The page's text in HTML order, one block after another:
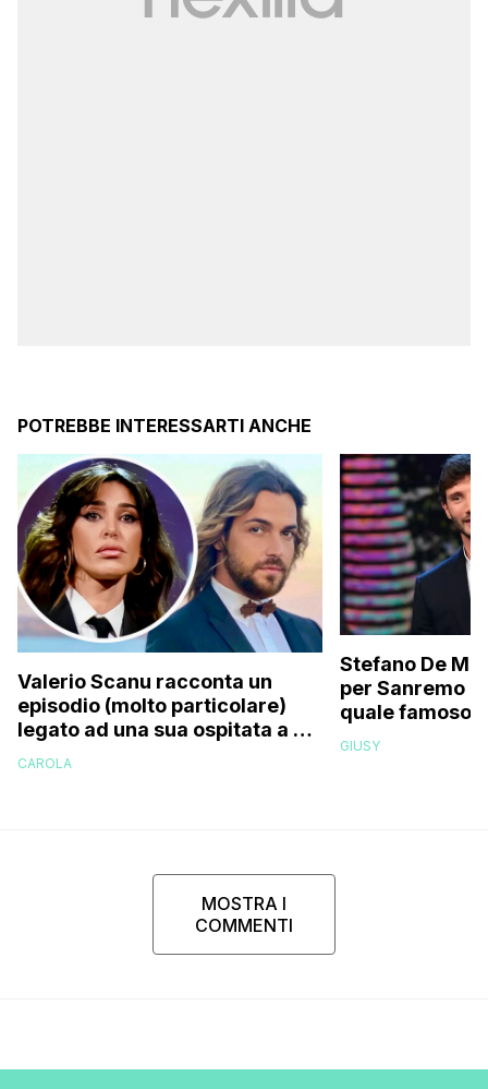
POTREBBE INTERESSARTI ANCHE
Valerio Scanu racconta un
episodio (molto particolare)
legato ad una sua ospitata a Le
Iene mai andata in onda: “Belen
CAROLA
Stefano De
per Sanremo
quale famoso
relativo
GIUSY
MOSTRA I
COMMENTI